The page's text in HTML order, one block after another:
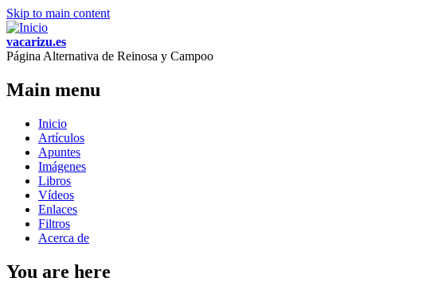
Skip to main content
vacarizu.es
Página Alternativa de Reinosa y Campoo
Main menu
Inicio
Artículos
Apuntes
Imágenes
Libros
Vídeos
Enlaces
Filtros
Acerca de
You are here